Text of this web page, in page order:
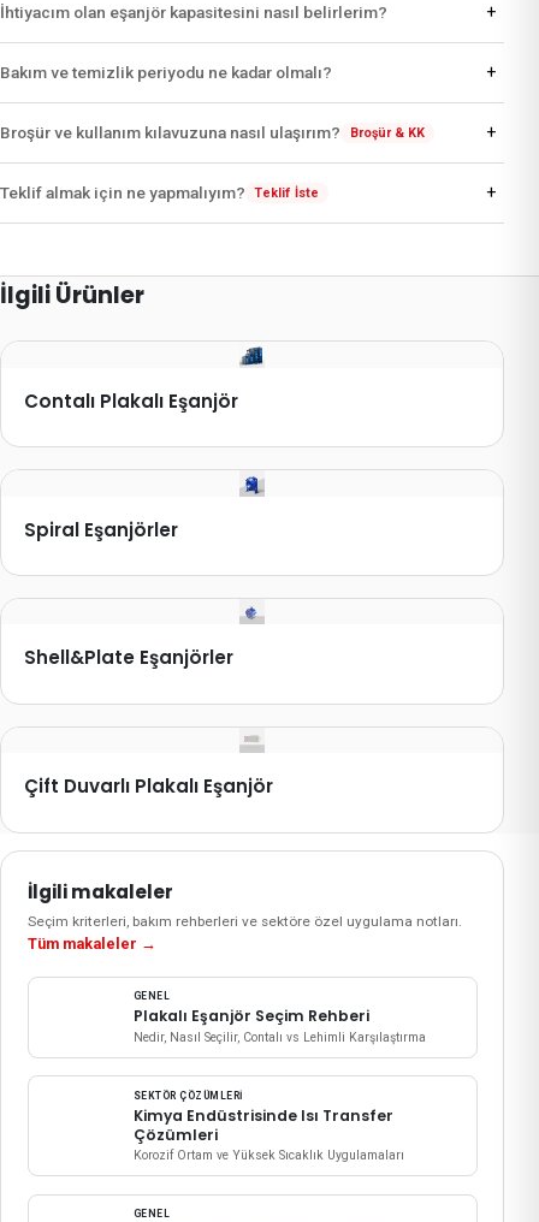
İhtiyacım olan eşanjör kapasitesini nasıl belirlerim? +
Bakım ve temizlik periyodu ne kadar olmalı? +
Broşür ve kullanım kılavuzuna nasıl ulaşırım? Broşür & KK +
Teklif almak için ne yapmalıyım? Teklif İste +
İlgili Ürünler
Contalı Plakalı Eşanjör
Spiral Eşanjörler
Shell&Plate Eşanjörler
Çift Duvarlı Plakalı Eşanjör
İlgili makaleler
Seçim kriterleri, bakım rehberleri ve sektöre özel uygulama notları.
Tüm makaleler →
GENEL
Plakalı Eşanjör Seçim Rehberi
Nedir, Nasıl Seçilir, Contalı vs Lehimli Karşılaştırma
SEKTÖR ÇÖZÜMLERI
Kimya Endüstrisinde Isı Transfer
Çözümleri
Korozif Ortam ve Yüksek Sıcaklık Uygulamaları
GENEL